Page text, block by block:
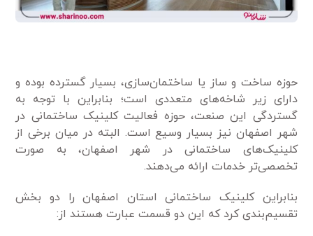
حوزه ساخت و ساز یا ساختمان‌سازی، بسیار گسترده بوده و
دارای زیر شاخه‌های متعددی است؛ بنابراین با توجه به
گستردگی این صنعت، حوزه فعالیت کلینیک ساختمانی در
شهر اصفهان نیز بسیار وسیع است. البته در میان برخی از
کلینیک‌های ساختمانی در شهر اصفهان، به صورت
تخصصی‌تر خدمات ارائه می‌دهند.
بنابراین کلینیک ساختمانی استان اصفهان را دو بخش
تقسیم‌بندی کرد که این دو قسمت عبارت هستند از: